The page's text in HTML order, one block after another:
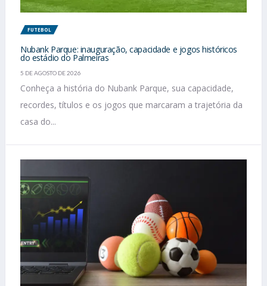
FUTEBOL
Nubank Parque: inauguração, capacidade e jogos históricos
do estádio do Palmeiras
5 DE AGOSTO DE 2026
Conheça a história do Nubank Parque, sua capacidade,
recordes, títulos e os jogos que marcaram a trajetória da
casa do...